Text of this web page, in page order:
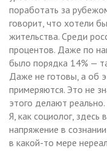
поработать за
говорит, что хотели
жительства. Среди
процентов. Даже по
было порядка 14% —
Даже не готовы, а об
примеряются. Это не
этого делают
Я, как социолог, здесь
напряжение в
в какой-то мере